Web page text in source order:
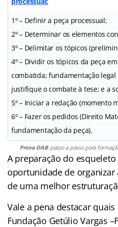
1º – Definir a peça processual;
2º – Determinar os elementos
3º – Delimitar os tópicos
4º – Dividir os tópicos da peça
combatida; fundamentação
justifique o combate à tese; e a
5º – Iniciar a redação (momento
6º – Fazer os pedidos (Direito
fundamentação da peça).
Prova OAB: passo a passo para
A preparação do
oportunidade de
de uma melhor
Vale a pena destacar
Fundação Getúlio Vargas